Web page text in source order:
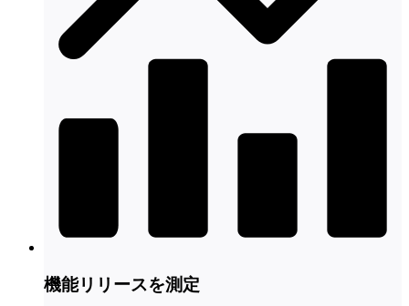
機能リリースを測定